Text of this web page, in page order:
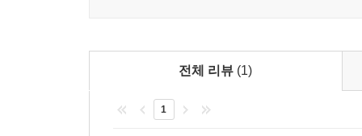
칼로리를 채우기 위해 세포 안의 여러 가지 노폐
노폐물을 먹어 치워 깨끗하게 청소하게 됩니다.”
‘에세이처럼 쉽게 읽히는 건강서 쓰기’가 저자의
전체 리뷰 (1)
1